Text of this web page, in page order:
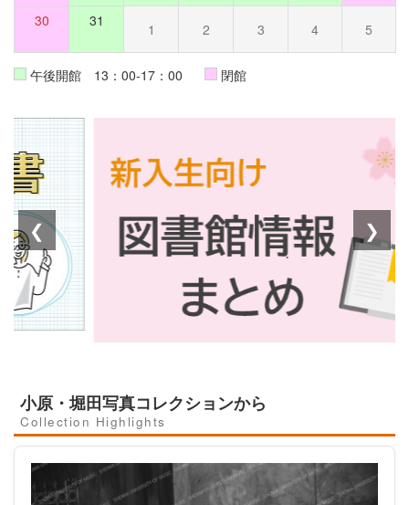
30 31 1 2 3 4 5
午後開館 13：00-17：00 閉館
❮ ❯
小原・堀田写真コレクションから
Collection Highlights